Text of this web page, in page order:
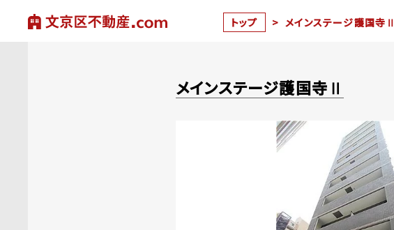
トップ > メインステージ護国寺Ⅱ
メインステージ護国寺Ⅱ